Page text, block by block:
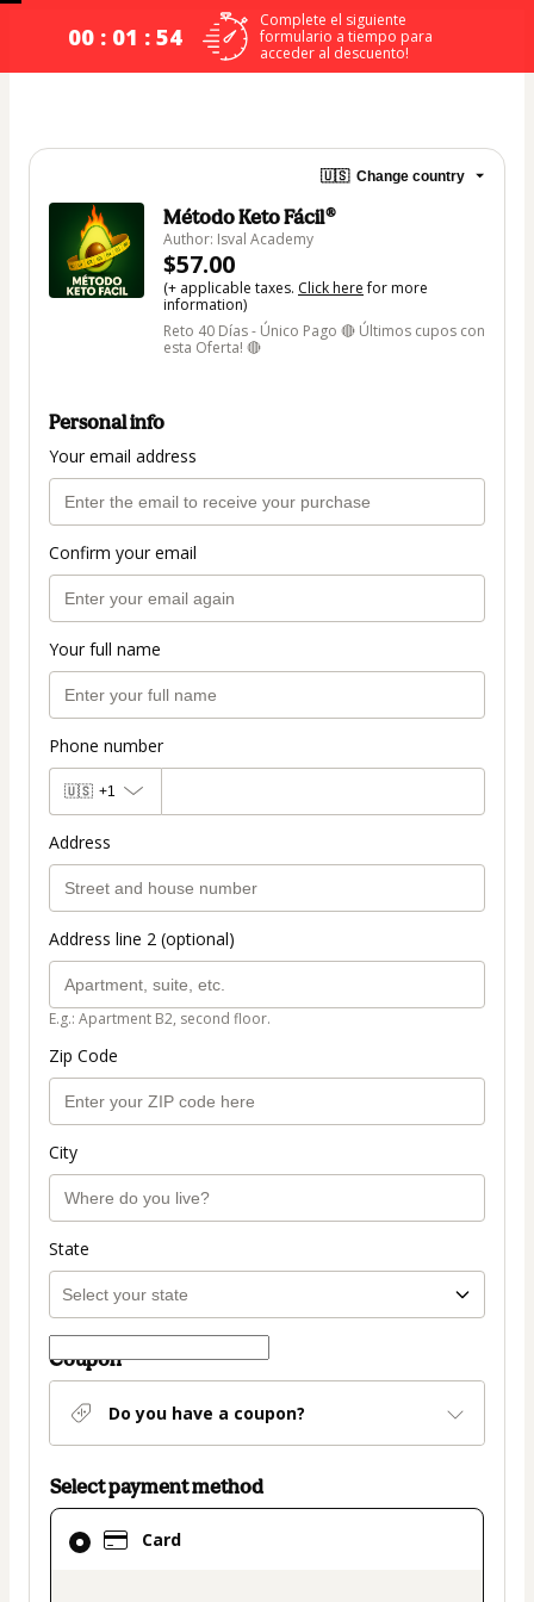
00 : 01 : 53
Complete el siguiente
formulario a tiempo para
acceder al descuento!
🇺🇸 Change country
Método Keto Fácil®
Author: Isval Academy
$57.00
(+ applicable taxes. Click herefor more
information)
Reto 40 Días - Único Pago 🔴 Últimos cupos con
esta Oferta! 🔴
Personal info
Your email address
Confirm your email
Your full name
Phone number
🇺🇸 +1
Address
Address line 2 (optional)
E.g.: Apartment B2, second floor.
Zip Code
City
State
Coupon
Do you have a coupon?
Select payment method
Card
Card
selected